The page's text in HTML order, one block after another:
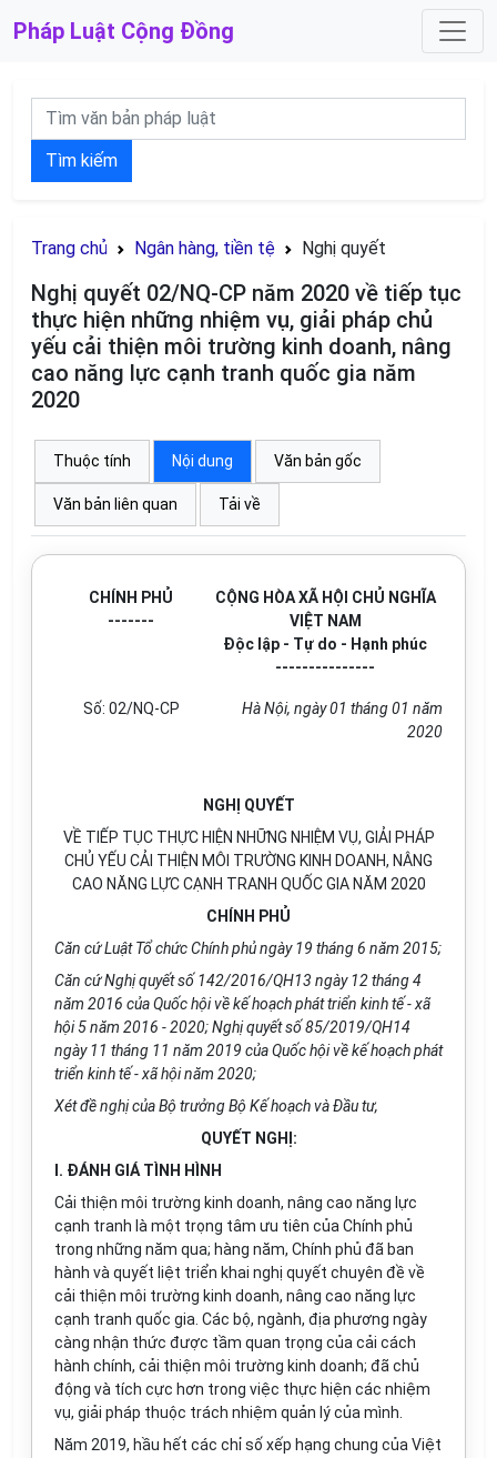
Pháp Luật Cộng Đồng
Tìm kiếm
Trang chủ Ngân hàng, tiền tệ Nghị quyết
Nghị quyết 02/NQ-CP năm 2020 về tiếp tục
thực hiện những nhiệm vụ, giải pháp chủ
yếu cải thiện môi trường kinh doanh, nâng
cao năng lực cạnh tranh quốc gia năm
2020
Thuộc tính Nội dung Văn bản gốc
Văn bản liên quan Tải về
CHÍNH PHỦ
-------
CỘNG HÒA XÃ HỘI CHỦ NGHĨA
VIỆT NAM
Độc lập - Tự do - Hạnh phúc
---------------
Số: 02/NQ-CP Hà Nội, ngày01 tháng01 năm
2020
NGHỊ QUYẾT
VỀ TIẾP TỤC THỰC HIỆN NHỮNG NHIỆM VỤ, GIẢI PHÁP
CHỦ YẾU CẢI THIỆN MÔI TRƯỜNG KINH DOANH, NÂNG
CAO NĂNG LỰC CẠNH TRANH QUỐC GIA NĂM 2020
CHÍNH PHỦ
Căn cứ Luật Tổ chức Chính phủ ngày 19 tháng 6 năm 2015;
Căn cứ Nghị quyết số 142/2016/QH13 ngày 12 tháng 4
năm 2016 của Quốc hội về kế hoạch phát triển kinh tế - xã
hội 5 năm 2016 - 2020;Nghị quyết số 85/2019/QH14
ngày 11 tháng 11 năm 2019 của Quốc hội về kế hoạch phát
triển kinh tế- xã hộinăm 2020;
Xét đề nghị của Bộ trưởng Bộ Kế hoạch và Đầu tư,
QUYẾT NGHỊ:
I. ĐÁNH GIÁ TÌNH HÌNH
Cải thiện môi trường kinh doanh, nâng cao năng lực
cạnh tranh là một trọng tâm ưu tiên của Chính phủ
trong những năm qua; hàng năm, Chính phủ đã ban
hành và quyết liệt triển khai nghị quyết chuyên đề về
cải thiện môi trường kinh doanh, nâng cao năng lực
cạnh tranh quốc gia. Các bộ, ngành, địa phương ngày
càng nhận thức được tầm quan trọng của cải cách
hành chính, cải thiện môi trường kinh doanh; đã chủ
động và tích cực hơn trong việc thực hiện các nhiệm
vụ, giải pháp thuộc trách nhiệm quản lý của mình.
Năm 2019, hầu hết các chỉsố xếp hạng chung của Việt